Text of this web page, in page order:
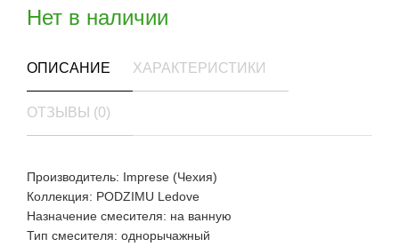
Нет в наличии
ОПИСАНИЕ ХАРАКТЕРИСТИКИ
ОТЗЫВЫ (0)
Производитель: Imprese (Чехия)
Коллекция: PODZIMU Ledove
Назначение смесителя: на ванную
Тип смесителя: однорычажный